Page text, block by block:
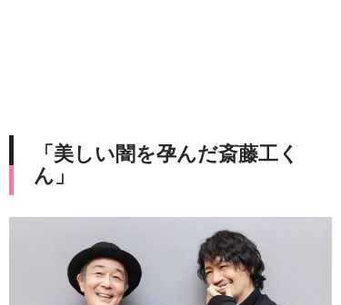
「美しい闇を孕んだ斎藤工く
ん」